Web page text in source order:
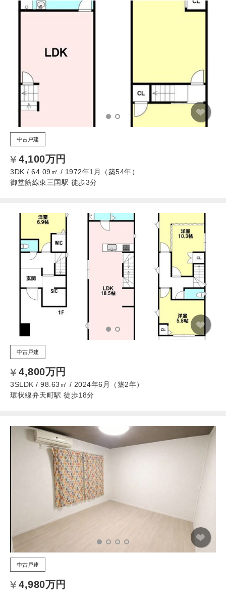
中古戸建
4,100万円
3DK / 64.09㎡ / 1972年1月（築54年）
御堂筋線東三国駅 徒歩3分
中古戸建
4,800万円
3SLDK / 98.63㎡ / 2024年6月（築2年）
環状線弁天町駅 徒歩18分
中古戸建
4,980万円